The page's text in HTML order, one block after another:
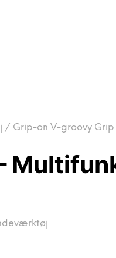
/ Grip-on V-groovy